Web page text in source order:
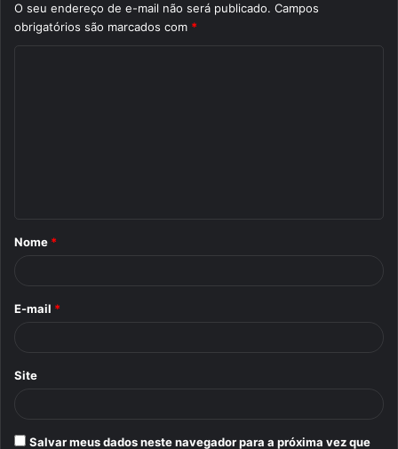
O seu endereço de e-mail não será publicado. Campos
obrigatórios são marcados com *
r
Nome *
E-mail *
Site
Salvar meus dados neste navegador para a próxima vez que